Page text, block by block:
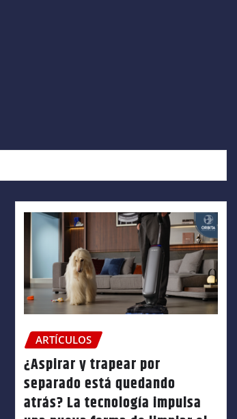
ARTÍCULOS
¿Aspirar y trapear por
separado está quedando
atrás? La tecnología impulsa